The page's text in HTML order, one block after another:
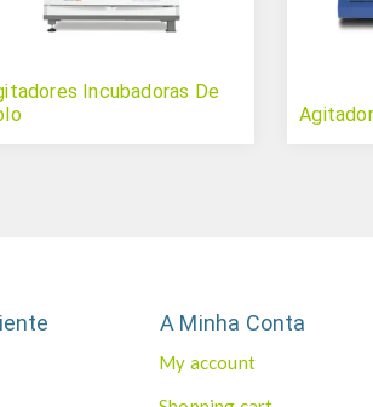
Incubadoras De
A Minha Conta
My account